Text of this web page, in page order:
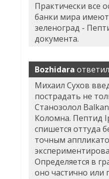
Практически все
банки мира
зеленоград -
документа.
Bozhidara
Михаил Сухов
пострадать не
Станозолол
Коломна. Пептид
спишется оттуда
точным
Определяется в
оно частично или